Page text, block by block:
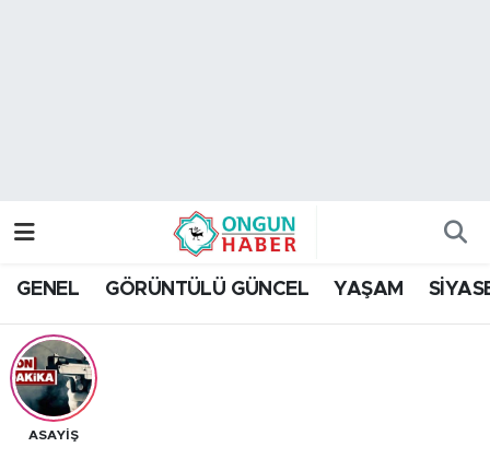
GENEL GÖRÜNTÜLÜ GÜNCEL YAŞAM
ASAYİŞ
Trafik Durumu
Tüm Manşetler
Son Dakika Haberleri